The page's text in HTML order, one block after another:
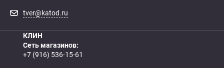
tver@katod.ru
КЛИН
Сеть магазинов:
+7 (916) 536-15-61